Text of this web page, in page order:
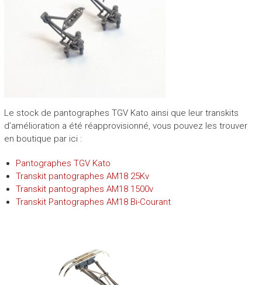
Le stock de pantographes TGV Kato ainsi que leur transkits
d’amélioration a été réapprovisionné, vous pouvez les trouver
en boutique par ici :
Pantographes TGV Kato
Transkit pantographes AM18 25Kv
Transkit pantographes AM18 1500v
Transkit Pantographes AM18 Bi-Courant